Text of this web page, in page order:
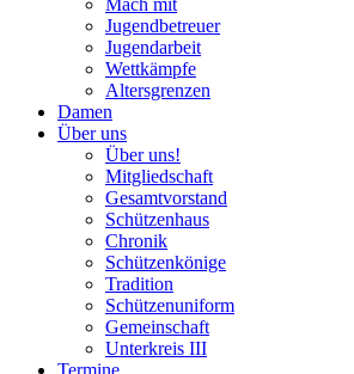
Mach mit
Jugendbetreuer
Jugendarbeit
Wettkämpfe
Altersgrenzen
Damen
Über uns
Über uns!
Mitgliedschaft
Gesamtvorstand
Schützenhaus
Chronik
Schützenkönige
Tradition
Schützenuniform
Gemeinschaft
Unterkreis III
Termine